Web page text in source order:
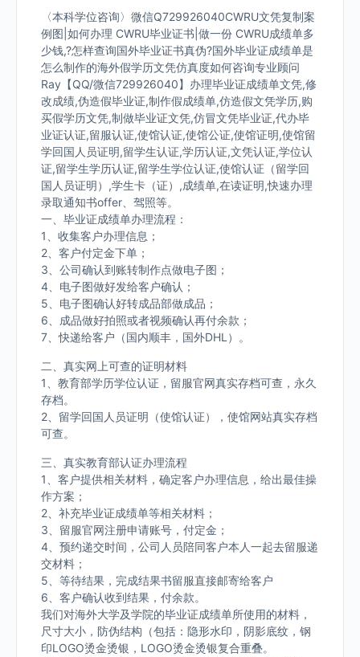
〈本科学位咨询〉微信Q729926040CWRU文凭复制案
例图|如何办理 CWRU毕业证书|做一份 CWRU成绩单多
少钱,?怎样查询国外毕业证书真伪?国外毕业证成绩单是
怎么制作的海外假学历文凭仿真度如何咨询专业顾问
Ray【QQ/微信729926040】办理毕业证成绩单文凭,修
改成绩,伪造假毕业证,制作假成绩单,仿造假文凭学历,购
买假学历文凭,制做毕业证文凭,仿冒文凭毕业证,代办毕
业证认证,留服认证,使馆认证,使馆公证,使馆证明,使馆留
学回国人员证明,留学生认证,学历认证,文凭认证,学位认
证,留学生学历认证,留学生学位认证,使馆认证（留学回
国人员证明）,学生卡（证）,成绩单,在读证明,快速办理
录取通知书offer、驾照等。
一、毕业证成绩单办理流程：
1、收集客户办理信息；
2、客户付定金下单；
3、公司确认到账转制作点做电子图；
4、电子图做好发给客户确认；
5、电子图确认好转成品部做成品；
6、成品做好拍照或者视频确认再付余款；
7、快递给客户（国内顺丰，国外DHL）。
二、真实网上可查的证明材料
1、教育部学历学位认证，留服官网真实存档可查，永久
存档。
2、留学回国人员证明（使馆认证），使馆网站真实存档
可查。
三、真实教育部认证办理流程
1、客户提供相关材料，确定客户办理信息，给出最佳操
作方案；
2、补充毕业证成绩单等相关材料；
3、留服官网注册申请账号，付定金；
4、预约递交时间，公司人员陪同客户本人一起去留服递
交材料；
5、等待结果，完成结果书留服直接邮寄给客户
6、客户确认收到结果，付余款。
我们对海外大学及学院的毕业证成绩单所使用的材料，
尺寸大小，防伪结构（包括：隐形水印，阴影底纹，钢
印LOGO烫金烫银，LOGO烫金烫银复合重叠。